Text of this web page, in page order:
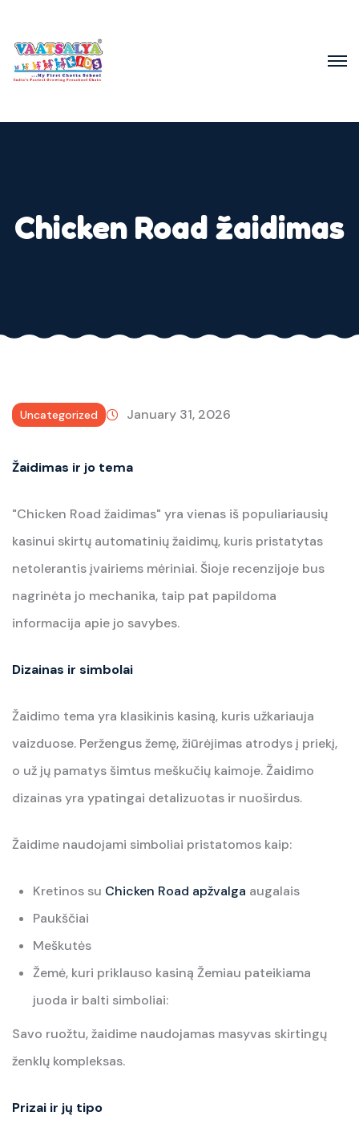
Chicken Road žaidimas
Uncategorized January 31, 2026
Žaidimas ir jo tema
"Chicken Road žaidimas" yra vienas iš populiariausių
kasinui skirtų automatinių žaidimų, kuris pristatytas
netolerantis įvairiems mėriniai. Šioje recenzijoje bus
nagrinėta jo mechanika, taip pat papildoma
informacija apie jo savybes.
Dizainas ir simbolai
Žaidimo tema yra klasikinis kasiną, kuris užkariauja
vaizduose. Peržengus žemę, žiūrėjimas atrodys į priekį,
o už jų pamatys šimtus meškučių kaimoje. Žaidimo
dizainas yra ypatingai detalizuotas ir nuoširdus.
Žaidime naudojami simboliai pristatomos kaip:
Kretinos su Chicken Road apžvalga augalais
Paukščiai
Meškutės
Žemė, kuri priklauso kasiną Žemiau pateikiama
juoda ir balti simboliai:
Savo ruožtu, žaidime naudojamas masyvas skirtingų
ženklų kompleksas.
Prizai ir jų tipo